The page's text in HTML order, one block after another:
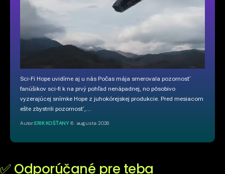
Sci-Fi Hope uvidíme aj u nás Počas mája smerovala pozornosť
fanúšikov sci-fi k na prvý pohľad nenápadnej, no pôsobivo
vyzerajúcej snímke Hope z juhokórejskej produkcie. Pred mesiacom
ešte zbystrili pozornosť,…
Autor:ERIK KOŠŤANY 6. augusta 2026
✅ Odporúčané pre teba